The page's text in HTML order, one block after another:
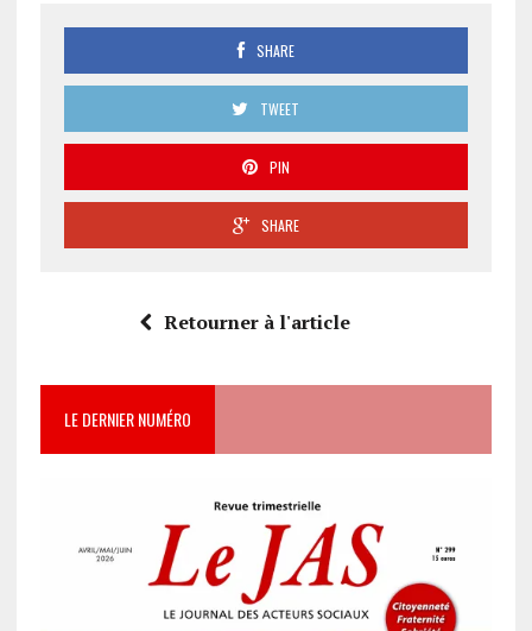
SHARE
TWEET
PIN
SHARE
Retourner à l'article
LE DERNIER NUMÉRO